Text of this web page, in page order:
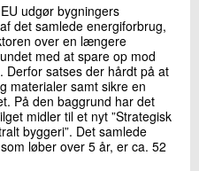
udgør bygningers
det samlede energiforbrug,
over en længere
med at spare op mod
Derfor satses der hårdt på at
materialer samt sikre en
På den baggrund har det
midler til et nyt ”Strategisk
byggeri”. Det samlede
løber over 5 år, er ca. 52